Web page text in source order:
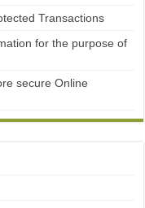
Transactions
for the purpose of
secure Online